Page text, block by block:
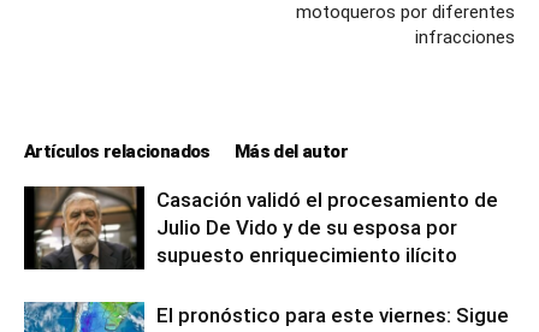
motoqueros por diferentes
infracciones
Artículos relacionados Más del autor
Casación validó el procesamiento de
Julio De Vido y de su esposa por
supuesto enriquecimiento ilícito
El pronóstico para este viernes: Sigue